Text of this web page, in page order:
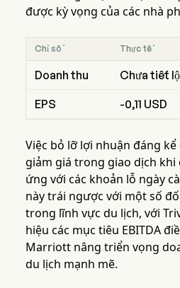
được kỳ vọng của các nhà
Chỉ số Thực tế
Doanh thu Chưa tiết lộ
EPS -0,11 USD
Việc bỏ lỡ lợi nhuận đáng
giảm giá trong giao dịch khi
ứng với các khoản lỗ ngày
này trái ngược với một số
trong lĩnh vực du lịch, với
hiệu các mục tiêu EBITDA
Marriott nâng triển vọng
du lịch mạnh mẽ.